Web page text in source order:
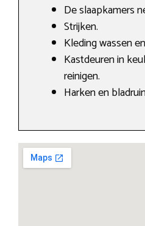
De slaapkamers
Strijken.
Kleding wassen
Kastdeuren in
reinigen.
Harken en